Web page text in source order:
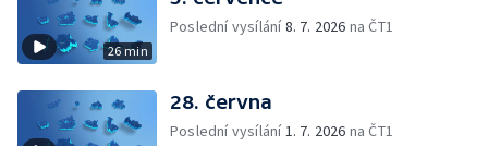
26 min
Poslední vysílání8. 7. 2026 na ČT1
28. června
Poslední vysílání1. 7. 2026 na ČT1